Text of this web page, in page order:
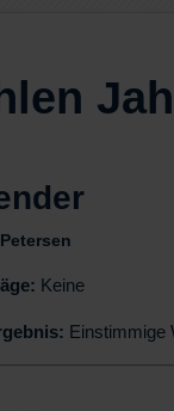
Keine
Einstimmige